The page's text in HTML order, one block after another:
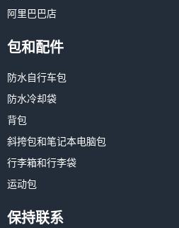
阿里巴巴店
包和配件
防水自行车包
防水冷却袋
背包
斜挎包和笔记本电脑包
行李箱和行李袋
运动包
保持联系